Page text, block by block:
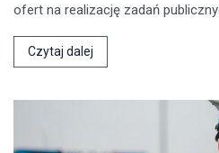
ofert na realizację zadań
Czytaj dalej